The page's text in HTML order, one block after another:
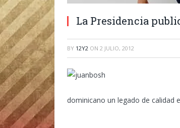
La Presidencia
BY 12Y2 ON 2 JULIO, 2012
dominicano un legado de calidad